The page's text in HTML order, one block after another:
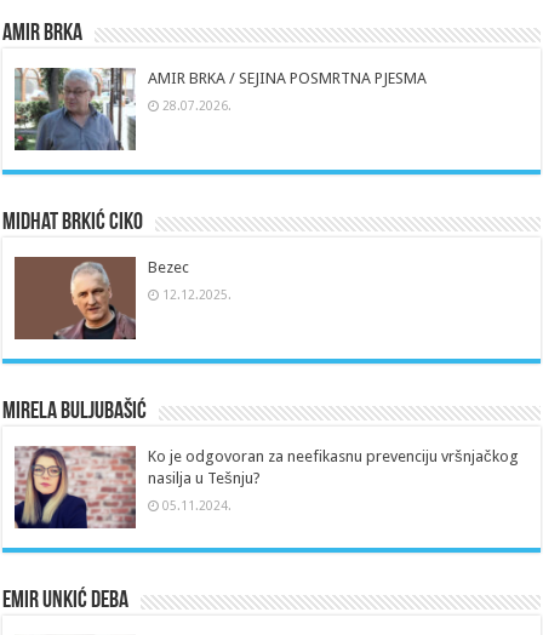
Amir Brka
AMIR BRKA / SEJINA POSMRTNA PJESMA
28.07.2026.
Midhat Brkić Ciko
Bezec
12.12.2025.
Mirela Buljubašić
Ko je odgovoran za neefikasnu prevenciju vršnjačkog
nasilja u Tešnju?
05.11.2024.
Emir Unkić Deba